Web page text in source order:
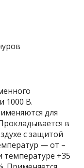
1000 В.
для
в
с защитой
— от –
температуре +35